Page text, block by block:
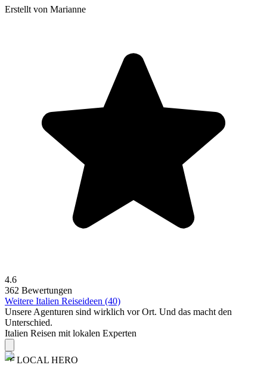
Erstellt von Marianne
4.6
362 Bewertungen
Weitere Italien Reiseideen (40)
Unsere Agenturen sind wirklich vor Ort. Und das macht den
Unterschied.
Italien Reisen mit lokalen Experten
LOCAL HERO